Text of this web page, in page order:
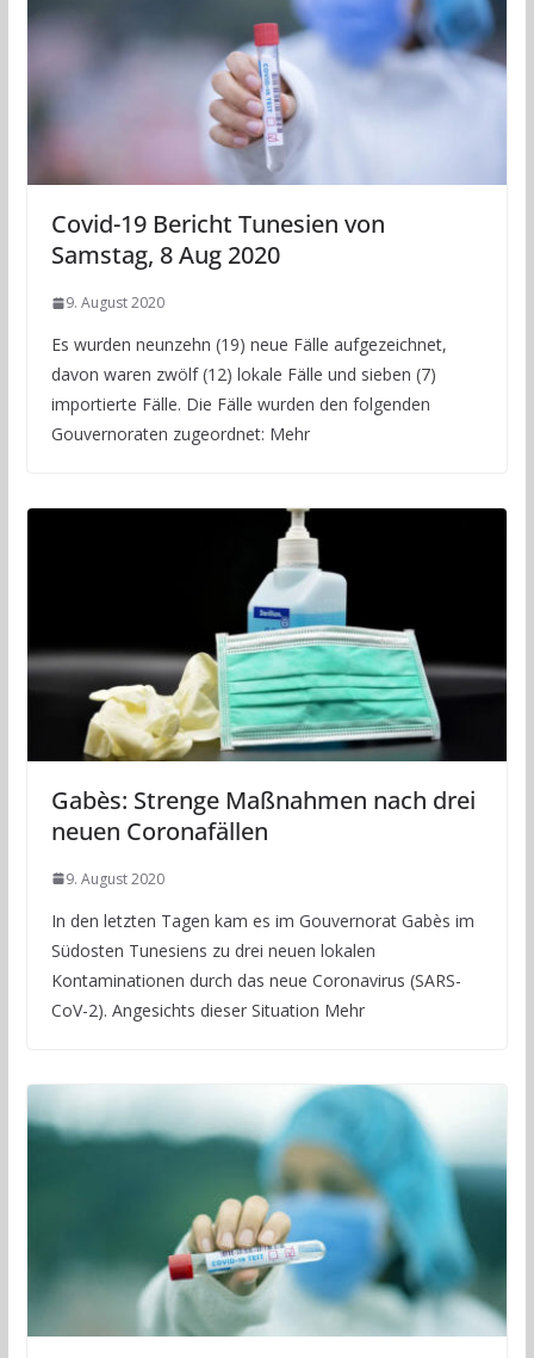
Covid-19 Bericht Tunesien von
Samstag, 8 Aug 2020
9. August 2020
Es wurden neunzehn (19) neue Fälle aufgezeichnet,
davon waren zwölf (12) lokale Fälle und sieben (7)
importierte Fälle. Die Fälle wurden den folgenden
Gouvernoraten zugeordnet: Mehr
Gabès: Strenge Maßnahmen nach drei
neuen Coronafällen
9. August 2020
In den letzten Tagen kam es im Gouvernorat Gabès im
Südosten Tunesiens zu drei neuen lokalen
Kontaminationen durch das neue Coronavirus (SARS-
CoV-2). Angesichts dieser Situation Mehr